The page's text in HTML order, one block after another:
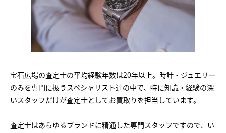
宝石広場の査定士の平均経験年数は20年以上。時計・ジュエリー
のみを専門に扱うスペシャリスト達の中で、特に知識・経験の深
いスタッフだけが査定士としてお買取りを担当しています。
査定士はあらゆるブランドに精通した専門スタッフですので、い